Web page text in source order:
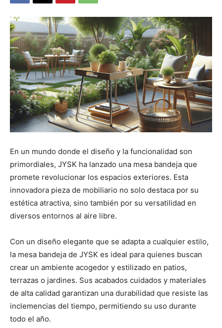
En un mundo donde el diseño y la funcionalidad son
primordiales, JYSK ha lanzado una mesa bandeja que
promete revolucionar los espacios exteriores. Esta
innovadora pieza de mobiliario no solo destaca por su
estética atractiva, sino también por su versatilidad en
diversos entornos al aire libre.
Con un diseño elegante que se adapta a cualquier estilo,
la mesa bandeja de JYSK es ideal para quienes buscan
crear un ambiente acogedor y estilizado en patios,
terrazas o jardines. Sus acabados cuidados y materiales
de alta calidad garantizan una durabilidad que resiste las
inclemencias del tiempo, permitiendo su uso durante
todo el año.